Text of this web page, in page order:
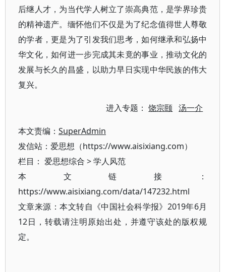
后继人才，为当代学人树立了崇高典范，是学界珍贵
的精神遗产。缅怀他们不仅是为了纪念值得世人尊敬
的学者，更是为了引发我们思考，如何继承和弘扬中
华文化，如何进一步完成其未竟的事业，推动文化的
发展与长久的昌盛，以助力早日实现中华民族的伟大
复兴。
进入专题：饶宗颐 汤一介
本文责编： SuperAdmin
发信站：爱思想（https://www.aisixiang.com）
栏目： 爱思想综合 >学人风范
本文链接：
https://www.aisixiang.com/data/147232.html
文章来源：本文转自《中国社会科学报》2019年6月
12日，转载请注明原始出处，并遵守该处的版权规
定。